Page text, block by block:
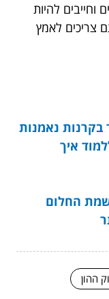
וחייבים להיות
צריכים לאמץ
נאמנות
איך
החלום
ההון